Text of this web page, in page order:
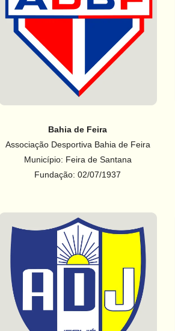
Bahia de Feira
Associação Desportiva Bahia de Feira
Município: Feira de Santana
Fundação: 02/07/1937